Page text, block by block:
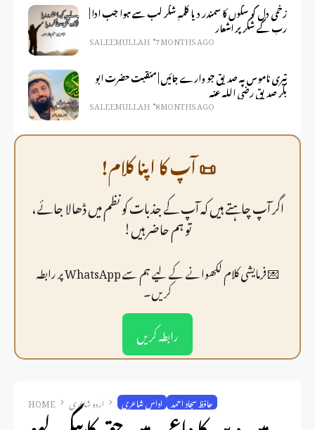
زخمی دل کو سکوں کا سمندر دیا کلمہِ شکر لب سے ہوا جب ادا |
رب کے شکر پر اشعار
SALEEM ULLAH 7 MONTHS AGO
تیری ناموس پہ صدیق جو وارے جائیں | منقبت حضرت ابو
بکر صدیق رضی اللہ عنہ
SALEEM ULLAH 8 MONTHS AGO
📜 آپ کا اپنا کلام!
اگر آپ چاہتے ہیں کہ آپ کے جذبات کو نظم میں ڈھالا جائے،
تو ہم حاضر ہیں!
💌 فرمايشی کلام لکھوانے کے لیے ہم سے WhatsApp پر رابطہ
کریں۔
رابطہ کریں
HOME اردو شاعری اداس شاعری حافظ سجاد احمد